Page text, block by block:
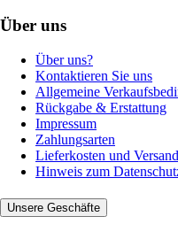
Über uns
Über uns?
Kontaktieren Sie uns
Allgemeine
Rückgabe & Erstattung
Impressum
Zahlungsarten
Lieferkosten und
Hinweis zum
Unsere Geschäfte